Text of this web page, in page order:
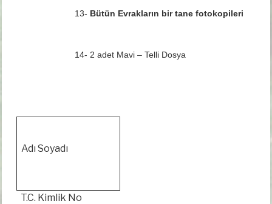
13- Bütün Evrakların bir tane fotokopileri
14- 2 adet Mavi – Telli Dosya
Adı Soyadı
T.C. Kimlik No